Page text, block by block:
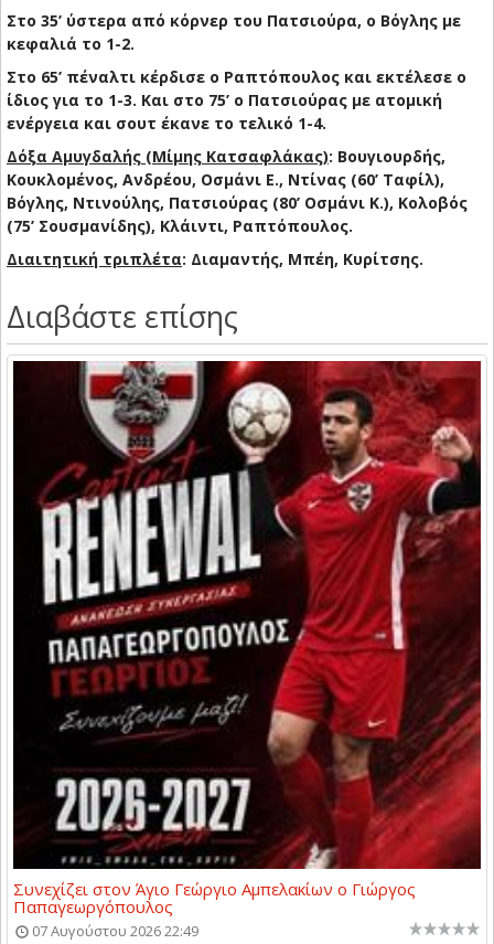
Στο 35’ ύστερα από κόρνερ του Πατσιούρα, ο Βόγλης με
κεφαλιά το 1-2.
Στο 65’ πέναλτι κέρδισε ο Ραπτόπουλος και εκτέλεσε ο
ίδιος για το 1-3. Και στο 75’ ο Πατσιούρας με ατομική
ενέργεια και σουτ έκανε το τελικό 1-4.
Δόξα Αμυγδαλής (Μίμης Κατσαφλάκας): Βουγιουρδής,
Κουκλομένος, Ανδρέου, Οσμάνι Ε., Ντίνας (60’ Ταφίλ),
Βόγλης, Ντινούλης, Πατσιούρας (80’ Οσμάνι Κ.), Κολοβός
(75’ Σουσμανίδης), Κλάιντι, Ραπτόπουλος.
Διαιτητική τριπλέτα: Διαμαντής, Μπέη, Κυρίτσης.
Διαβάστε επίσης
Συνεχίζει στον Άγιο Γεώργιο Αμπελακίων ο Γιώργος
Παπαγεωργόπουλος
07 Αυγούστου 2026 22:49